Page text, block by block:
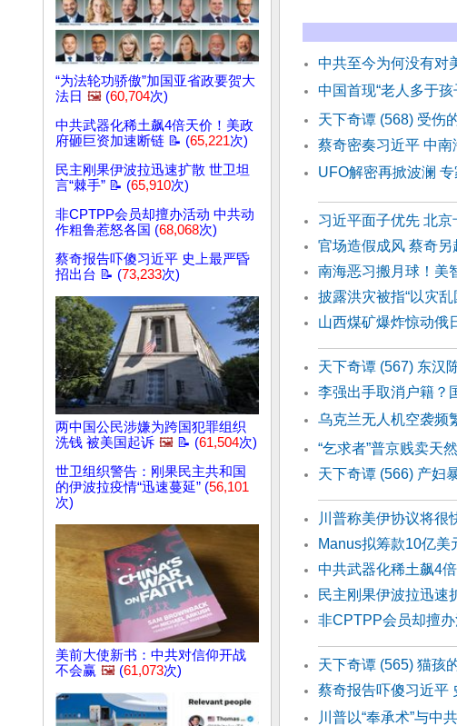
“为法轮功骄傲”加国亚省政要贺大
法日 🖼️ (60,704次)
中共武器化稀土飙4倍天价！美政
府砸巨资加速断链 📝 (65,221次)
民主刚果伊波拉迅速扩散 世卫坦
言“棘手” 📝 (65,910次)
非CPTPP会员却擅办活动 中共动
作粗鲁惹怒各国 (68,068次)
蔡奇报告吓傻习近平 史上最严昏
招出台 📝 (73,233次)
两中国公民涉嫌为跨国犯罪组织
洗钱 被美国起诉 🖼️ 📝 (61,504次)
世卫组织警告：刚果民主共和国
的伊波拉疫情“迅速蔓延” (56,101
次)
美前大使新书：中共对信仰开战
不会赢 🖼️ (61,073次)
中共至今为何没有对
中国首现“老人多于孩
天下奇谭 (568) 受伤
蔡奇密奏习近平 中
UFO解密再掀波澜
习近平面子优先 北
官场造假成风 蔡奇
南海恶习搬月球！美
披露洪灾被指“以灾
山西煤矿爆炸惊动俄
天下奇谭 (567) 东汉
李强出手取消户籍？
乌克兰无人机空袭频
“乞求者”普京贱卖天
天下奇谭 (566) 产妇
川普称美伊协议将很
Manus拟筹款10亿美
中共武器化稀土飙4
民主刚果伊波拉迅速
非CPTPP会员却擅
天下奇谭 (565) 猫孩
蔡奇报告吓傻习近平
川普以“奉承术”与中